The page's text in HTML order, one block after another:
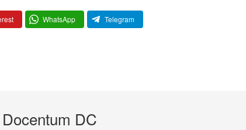
WhatsApp Telegram
Docentum DC